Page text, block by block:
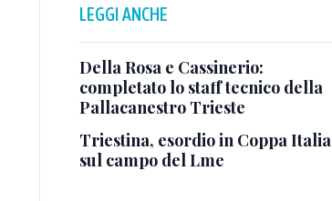
LEGGI ANCHE
Della Rosa e Cassinerio:
completato lo staff tecnico della
Pallacanestro Trieste
Triestina, esordio in Coppa Italia
sul campo del Lme